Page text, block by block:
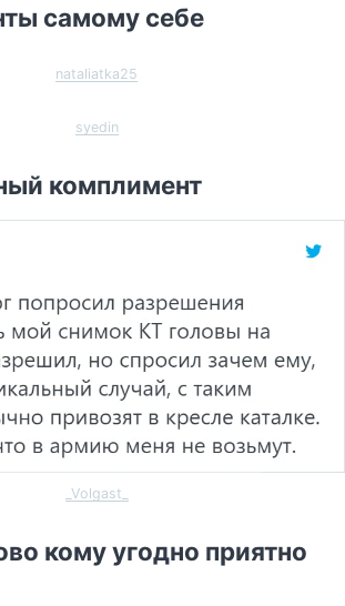
самому себе
nataliatka25
syedin
комплимент
_Volgast_
кому угодно приятно